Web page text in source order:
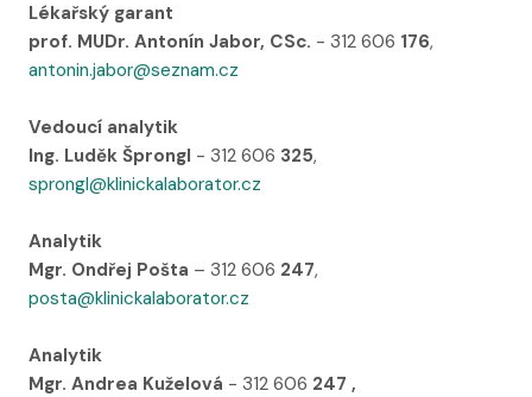
Lékařský garant
prof. MUDr. Antonín Jabor, CSc. - 312 606 176,
antonin.jabor@seznam.cz
Vedoucí analytik
Ing. Luděk Šprongl - 312 606 325,
sprongl@klinickalaborator.cz
Analytik
Mgr. Ondřej Pošta – 312 606 247,
posta@klinickalaborator.cz
Analytik
Mgr. Andrea Kuželová - 312 606 247 ,